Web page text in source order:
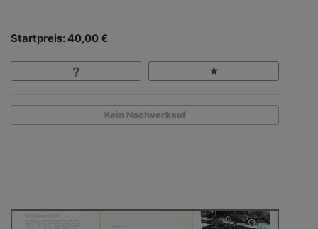
Startpreis: 40,00 €
Kein Nachverkauf